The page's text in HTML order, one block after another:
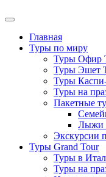
Главная
Туры по миру
Туры Офир
Туры Эшет
Туры
Туры на
Пакетные
Лыжи
Экскурсии
Туры Grand Tour
Туры в
Туры на